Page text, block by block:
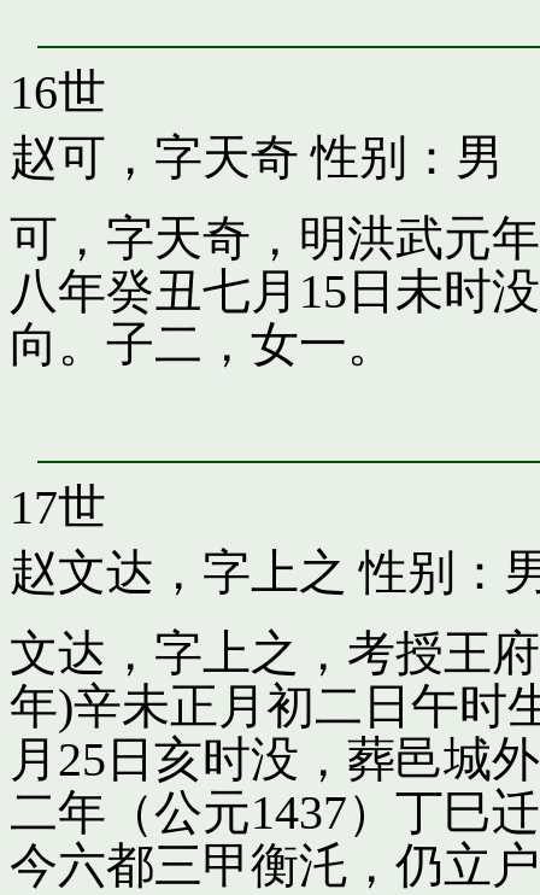
16世
赵可，字天奇 性别：男
可，字天奇，明洪武元
八年癸丑七月15日未时
向。子二，女一。
17世
赵文达，字上之 性别：
文达，字上之，考授王
年)辛未正月初二日午时
月25日亥时没，葬邑城
二年（公元1437）丁巳
今六都三甲衡汑，仍立